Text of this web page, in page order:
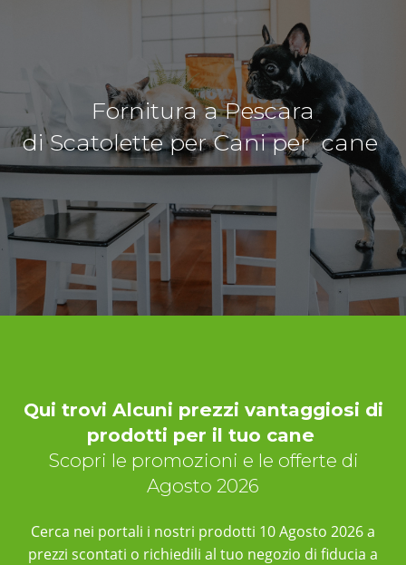
Fornitura a Pescara
di Scatolette per Cani per cane
Qui trovi Alcuni prezzi vantaggiosi di
prodotti per il tuo cane
Scopri le promozioni e le offerte di
Agosto 2026
Cerca nei portali i nostri prodotti 10 Agosto 2026 a
prezzi scontati o richiedili al tuo negozio di fiducia a